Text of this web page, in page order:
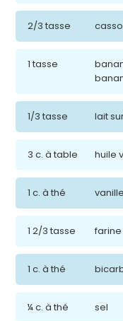
2/3 tasse
1 tasse
1/3 tasse lait
3 c. à table huile
1 c. à thé vanille
1 2/3 tasse
1 c. à thé
¼ c. à thé sel